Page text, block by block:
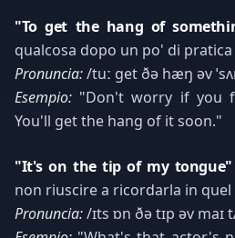
"To get the hang of
qualcosa dopo un po' di pratica
Pronuncia:/tuː ɡet ðə hæŋ əv
Esempio: "Don't worry if you
You'll get the hang of it soon."
"It's on the tip of my tongue"
non riuscire a ricordarla in
Pronuncia:/ɪts ɒn ðə tɪp əv maɪ